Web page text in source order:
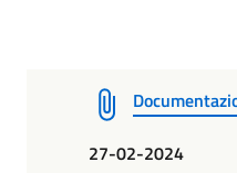
27-02-2024